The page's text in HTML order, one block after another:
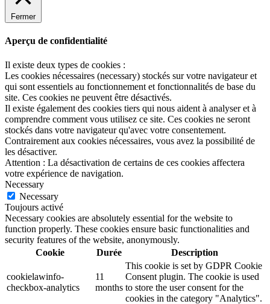
Fermer
Aperçu de confidentialité
Il existe deux types de cookies :
Les cookies nécessaires (necessary) stockés sur votre navigateur et
qui sont essentiels au fonctionnement et fonctionnalités de base du
site. Ces cookies ne peuvent être désactivés.
Il existe également des cookies tiers qui nous aident à analyser et à
comprendre comment vous utilisez ce site. Ces cookies ne seront
stockés dans votre navigateur qu'avec votre consentement.
Contrairement aux cookies nécessaires, vous avez la possibilité de
les désactiver.
Attention : La désactivation de certains de ces cookies affectera
votre expérience de navigation.
Necessary
Necessary
Toujours activé
Necessary cookies are absolutely essential for the website to
function properly. These cookies ensure basic functionalities and
security features of the website, anonymously.
Cookie
Durée Description
cookielawinfo-
checkbox-analytics
11
months
This cookie is set by GDPR Cookie
Consent plugin. The cookie is used
to store the user consent for the
cookies in the category "Analytics".